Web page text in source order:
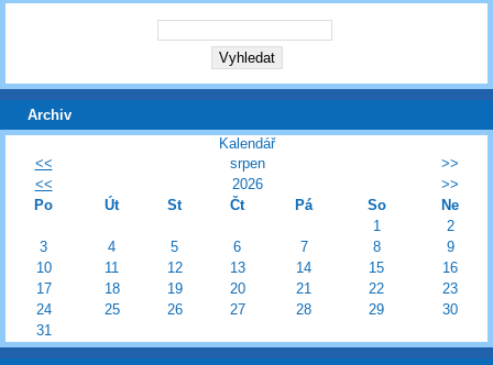
Archiv
Kalendář
<<
srpen
>>
<<
2026
>>
Po
Út St Čt Pá So
Ne
1
2
3
4 5 6 7 8
9
10
11 12 13 14 15
16
17
18 19 20 21 22
23
24
25 26 27 28 29
30
31